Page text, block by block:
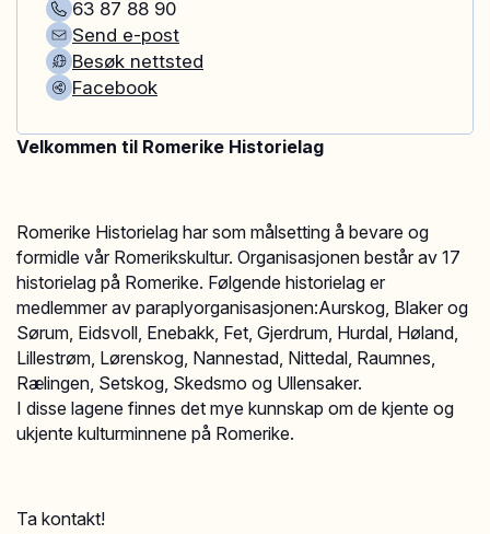
Velkommen til Romerike Historielag
Romerike Historielag har som målsetting å bevare og
formidle vår Romerikskultur. Organisasjonen består av 17
historielag på Romerike. Følgende historielag er
medlemmer av paraplyorganisasjonen:Aurskog, Blaker og
Sørum, Eidsvoll, Enebakk, Fet, Gjerdrum, Hurdal, Høland,
Lillestrøm, Lørenskog, Nannestad, Nittedal, Raumnes,
Rælingen, Setskog, Skedsmo og Ullensaker.
I disse lagene finnes det mye kunnskap om de kjente og
ukjente kulturminnene på Romerike.
Ta kontakt!
63 87 88 90
Send e-post
Besøk nettsted
Facebook